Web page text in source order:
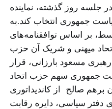
جلسه روز گذشته، نماینده
جمهوری انتخاب کند.به
بر اساس توافقنامه‌های
میهنی و شریک آن حزب
مسعود بارزانی، قرار
جمهوری سهم حزب اتحاد
برهم صالح از کاندیداتوری
سیاسی، دایره رقابت